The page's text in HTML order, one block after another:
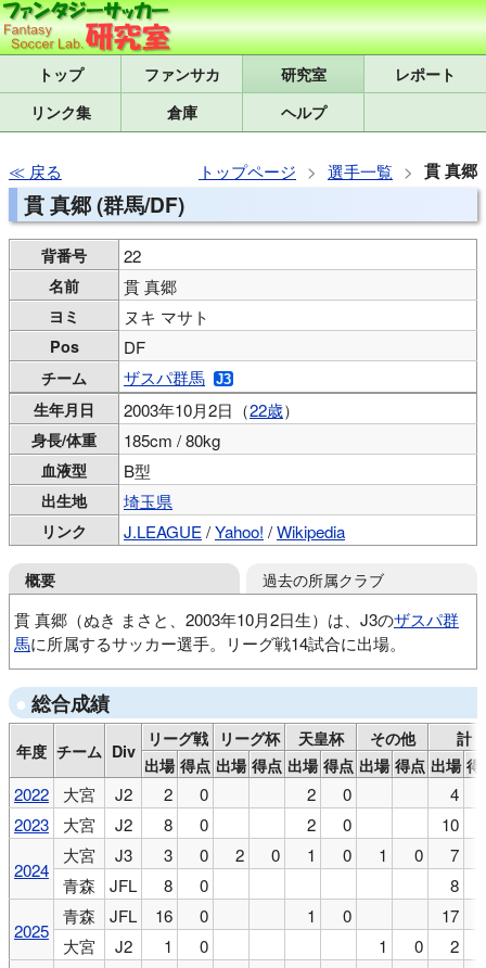
トップ 研究室
レポート
リンク集
倉庫 ヘルプ
戻る トップページ 選手一覧 貫 真郷
貫 真郷 (群馬/DF)
背番号 22
名前 貫 真郷
ヨミ ヌキ マサト
Pos DF
チーム ザスパ群馬
生年月日 2003年10月2日（22歳）
身長/体重 185cm / 80kg
血液型 B型
出生地 埼玉県
リンク J.LEAGUE /Yahoo! /Wikipedia
概要
貫 真郷（ぬき まさと、2003年10月2日生）は、J3のザスパ群
馬に所属するサッカー選手。リーグ戦14試合に出場。
過去の所属クラブ
大宮アルディージャJrユース
大宮アルディージャ
ラインメール青森FC
RB大宮アルディージャ
総合成績
年度 チーム Div
リーグ戦 リーグ杯 天皇杯 その他
計
出場 得点 出場 得点 出場 得点 出場 得点 出場 得
2022 大宮 J2 2 0 2 0
4
2023
大宮 J2 8 0 2 0
10
2024
大宮 J3 3 0 2 0 1 0 1 0
7
青森
JFL 8 0
8
2025
青森 JFL 16 0 1 0
17
大宮
J2 1 0 1 0
2